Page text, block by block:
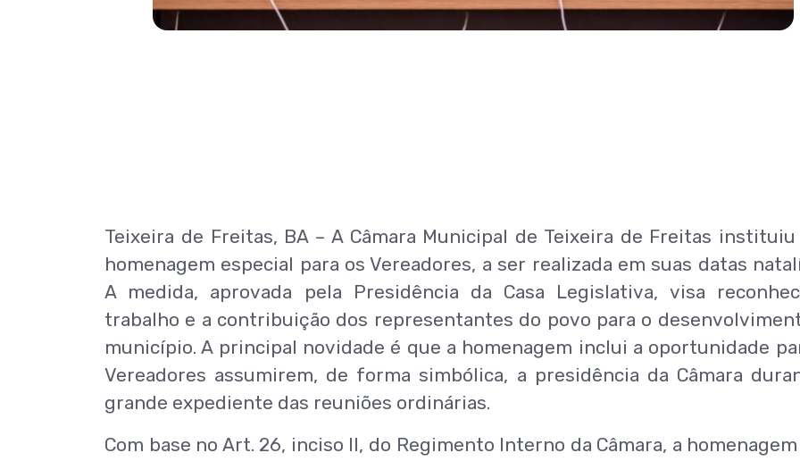
Teixeira de Freitas, BA – A Câmara Municipal de Teixeira de Freitas
homenagem especial para os Vereadores, a ser realizada em suas datas
A medida, aprovada pela Presidência da Casa Legislativa, visa
trabalho e a contribuição dos representantes do povo para o
município. A principal novidade é que a homenagem inclui a oportunidade
Vereadores assumirem, de forma simbólica, a presidência da Câmara
grande expediente das reuniões ordinárias.
Com base no Art. 26, inciso II, do Regimento Interno da Câmara, a